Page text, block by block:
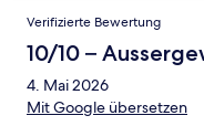
Verifizierte Bewertung
10/10 –
4. Mai 2026
Mit Google übersetzen